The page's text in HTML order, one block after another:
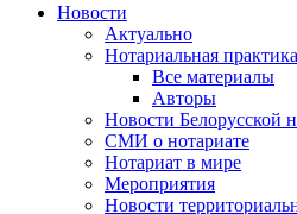
Новости
Актуально
Нотариальная практика
Все материалы
Авторы
Новости Белорусской
СМИ о нотариате
Нотариат в мире
Мероприятия
Новости